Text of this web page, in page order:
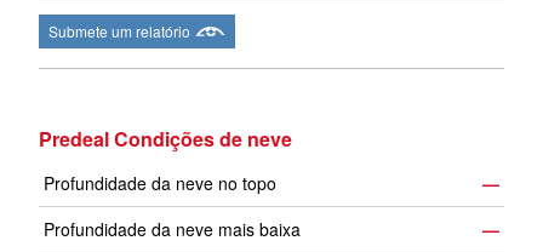
Submete um relatório
Predeal Condições de neve
Profundidade da neve no topo
—
Profundidade da neve mais baixa
—